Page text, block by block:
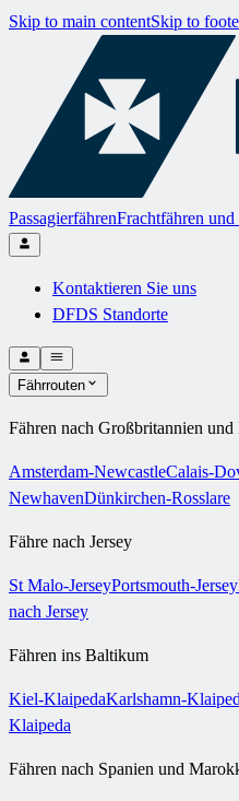
Skip to main contentSkip to
PassagierfährenFrachtfähren
Kontaktieren Sie uns
DFDS Standorte
Fährrouten
Fähren nach Großbritannien und
Amsterdam-NewcastleCalais-
NewhavenDünkirchen-Rosslare
Fähre nach Jersey
St Malo-JerseyPortsmouth-Jersey
nach Jersey
Fähren ins Baltikum
Kiel-KlaipedaKarlshamn-
Klaipeda
Fähren nach Spanien und